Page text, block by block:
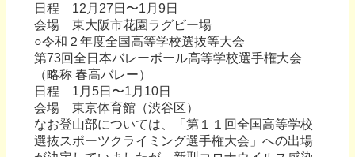
日程 12月27日〜1月9日
会場 東大阪市花園ラグビー場
○令和２年度全国高等学校選抜等大会
第73回全日本バレーボール高等学校選手権大会
（略称 春高バレー）
日程 1月5日〜1月10日
会場 東京体育館（渋谷区）
なお登山部については、「第１１回全国高等学校
選抜スポーツクライミング選手権大会」への出場